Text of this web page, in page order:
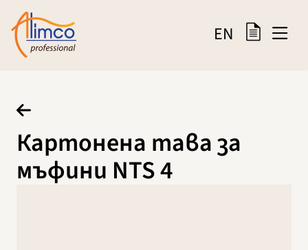
EN
Картонена тава за
мъфини NTS 4